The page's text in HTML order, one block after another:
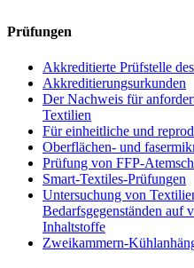
Prüfungen
Akkreditierte Prüfstelle
Akkreditierungsurkunden
Der Nachweis für
Textilien
Für einheitliche und
Oberflächen- und
Prüfung von FFP-
Smart-Textiles-Prüfungen
Untersuchung von
Bedarfsgegenständen auf
Inhaltstoffe
Zweikammern-